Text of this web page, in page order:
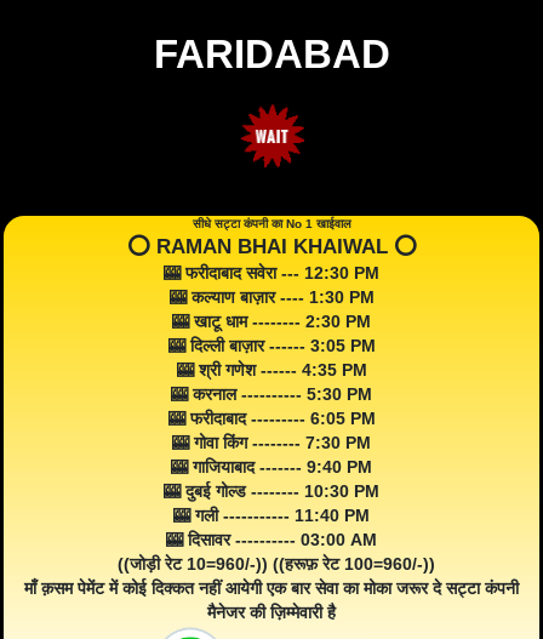
FARIDABAD
सीधे सट्टा कंपनी का No 1 खाईवाल
⭕️ RAMAN BHAI KHAIWAL ⭕️
🎰 फरीदाबाद सवेरा --- 12:30 PM
🎰 कल्याण बाज़ार ---- 1:30 PM
🎰 खाटू धाम -------- 2:30 PM
🎰 दिल्ली बाज़ार ------ 3:05 PM
🎰 श्री गणेश ------ 4:35 PM
🎰 करनाल ---------- 5:30 PM
🎰 फरीदाबाद --------- 6:05 PM
🎰 गोवा किंग -------- 7:30 PM
🎰 गाजियाबाद ------- 9:40 PM
🎰 दुबई गोल्ड -------- 10:30 PM
🎰 गली ----------- 11:40 PM
🎰 दिसावर ---------- 03:00 AM
((जोड़ी रेट 10=960/-)) ((हरूफ़ रेट 100=960/-))
माँ क़सम पेमेंट में कोई दिक्कत नहीं आयेगी एक बार सेवा का मोका जरूर दे सट्टा कंपनी
मैनेजर की ज़िम्मेवारी है